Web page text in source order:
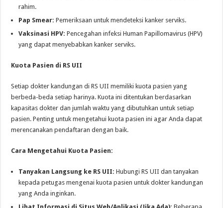
rahim.
Pap Smear: Pemeriksaan untuk mendeteksi kanker serviks.
Vaksinasi HPV: Pencegahan infeksi Human Papillomavirus (HPV)
yang dapat menyebabkan kanker serviks.
Kuota Pasien di RS UII
Setiap dokter kandungan di RS UII memiliki kuota pasien yang
berbeda-beda setiap harinya. Kuota ini ditentukan berdasarkan
kapasitas dokter dan jumlah waktu yang dibutuhkan untuk setiap
pasien. Penting untuk mengetahui kuota pasien ini agar Anda dapat
merencanakan pendaftaran dengan baik.
Cara Mengetahui Kuota Pasien:
Tanyakan Langsung ke RS UII: Hubungi RS UII dan tanyakan
kepada petugas mengenai kuota pasien untuk dokter kandungan
yang Anda inginkan.